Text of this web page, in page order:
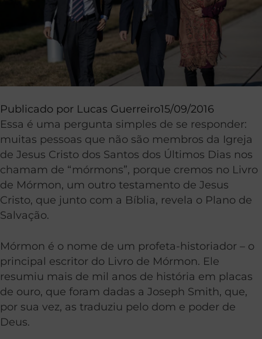
Publicado por Lucas Guerreiro15/09/2016
Essa é uma pergunta simples de se responder:
muitas pessoas que não são membros da Igreja
de Jesus Cristo dos Santos dos Últimos Dias nos
chamam de “mórmons”, porque cremos no Livro
de Mórmon, um outro testamento de Jesus
Cristo, que junto com a Bíblia, revela o Plano de
Salvação.
Mórmon é o nome de um profeta-historiador – o
principal escritor do Livro de Mórmon. Ele
resumiu mais de mil anos de história em placas
de ouro, que foram dadas a Joseph Smith, que,
por sua vez, as traduziu pelo dom e poder de
Deus.